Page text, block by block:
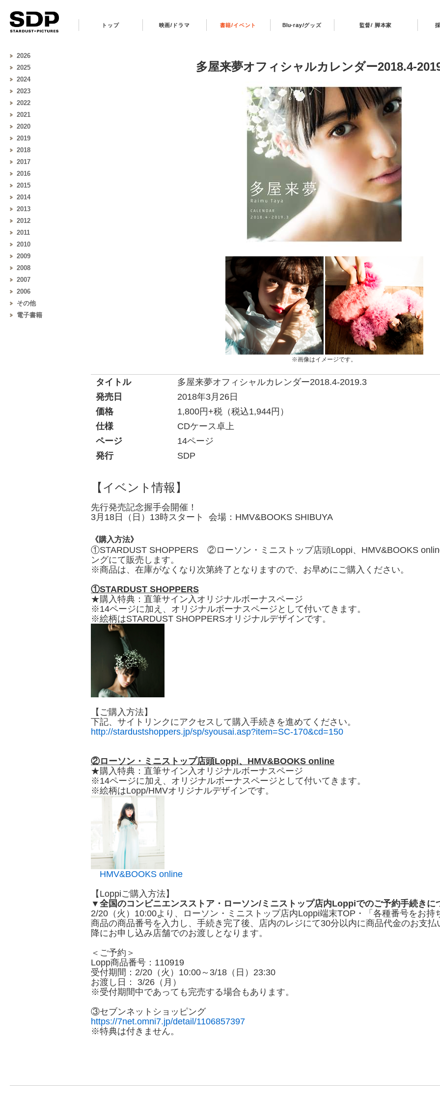
トップ 映画/ドラマ 書籍/イベント Blu-ray/グッズ 監督/ 脚本家
2026
2025
2024
2023
2022
2021
2020
2019
2018
2017
2016
2015
2014
2013
2012
2011
2010
2009
2008
2007
2006
その他
電子書籍
多屋来夢オフィシャルカレンダー2018.4-
※画像はイメージです。
タイトル
多屋来夢オフィシャルカレンダー2018.4-2019.3
発売日
2018年3月26日
価格
1,800円+税（税込1,944円）
仕様
CDケース卓上
ページ
14ページ
発行
SDP
【イベント情報】
先行発売記念握手会開催！
3月18日（日）13時スタート 会場：HMV&BOOKS SHIBUYA
《購入方法》
①STARDUST SHOPPERS ②ローソン・ミニストップ店頭Loppi、HMV&BOOKS
ングにて販売します。
※商品は、在庫がなくなり次第終了となりますので、お早めにご購入ください。
①STARDUST SHOPPERS
★購入特典：直筆サイン入オリジナルボーナスページ
※14ページに加え、オリジナルボーナスページとして付いてきます。
※絵柄はSTARDUST SHOPPERSオリジナルデザインです。
【ご購入方法】
下記、サイトリンクにアクセスして購入手続きを進めてください。
http://stardustshoppers.jp/sp/syousai.asp?item=SC-170&cd=150
②ローソン・ミニストップ店頭Loppi、HMV&BOOKS online
★購入特典：直筆サイン入オリジナルボーナスページ
※14ページに加え、オリジナルボーナスページとして付いてきます。
※絵柄はLopp/HMVオリジナルデザインです。
HMV&BOOKS online
【Loppiご購入方法】
▼全国のコンビニエンスストア・ローソン/ ミニストップ店内Loppiでのご予約手続きに
2/20（火）10:00より、ローソン・ミニストップ店内Loppi端末TOP・「各種番号をお持
商品の商品番号を入力し、手続き完了後、店内のレジにて30分以内に商品代金のお支
降にお申し込み店舗でのお渡しとなります。
＜ご予約＞
Lopp商品番号：110919
受付期間：2/20（火）10:00～3/18（日）23:30
お渡し日： 3/26（月）
※受付期間中であっても完売する場合もあります。
③セブンネットショッピング
https://7net.omni7.jp/detail/1106857397
※特典は付きません。